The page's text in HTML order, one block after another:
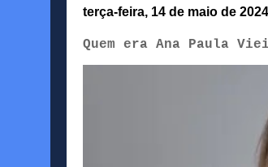
terça-feira, 14 de maio de 2024
Quem era Ana Paula